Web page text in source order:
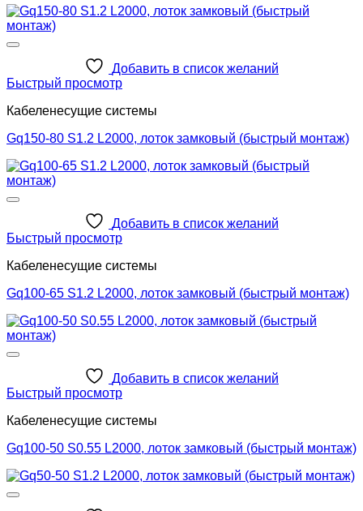
Добавить в список желаний
Быстрый просмотр
Кабеленесущие системы
Gq150-80 S1.2 L2000, лоток замковый (быстрый монтаж)
Добавить в список желаний
Быстрый просмотр
Кабеленесущие системы
Gq100-65 S1.2 L2000, лоток замковый (быстрый монтаж)
Добавить в список желаний
Быстрый просмотр
Кабеленесущие системы
Gq100-50 S0.55 L2000, лоток замковый (быстрый монтаж)